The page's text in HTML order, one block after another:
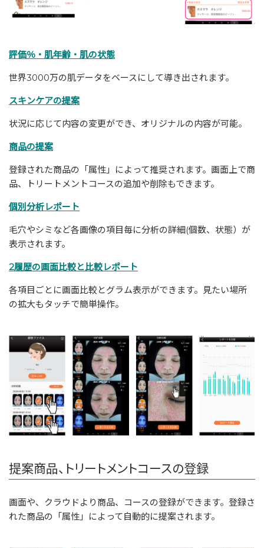
評価％・肌年齢・肌の状態
世界3000万の肌データをベースにして導き出されます。
スキンケアの提案
状況に応じて内容の変更ができ、オリジナルの内容が可能。
商品の提案
登録された商品の「属性」によって推奨されます。画面上で商
品、トリートメントコースの追加や削除もできます。
個別分析レポート
毛穴やシミなど各画像の項目毎に分析の詳細(個数、状態）が
表示されます。
2履歴の画面比較と比較レポート
各項目ごとに画面比較とグラム表示ができます。見たい場所
の拡大もタッチで簡単操作。
提案商品、トリートメントコースの登録
画面や、クラウドより商品、コースの登録ができます。登録さ
れた商品の「属性」によって自動的に提案されます。